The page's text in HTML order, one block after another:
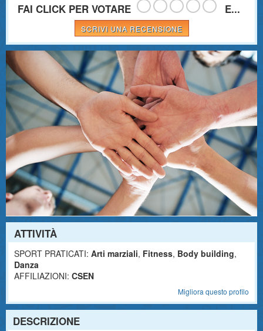
FAI CLICK PER VOTARE E...
SCRIVI UNA RECENSIONE
ATTIVITÀ
SPORT PRATICATI: Arti marziali, Fitness, Body building,
Danza
AFFILIAZIONI: CSEN
Migliora questo profilo
DESCRIZIONE